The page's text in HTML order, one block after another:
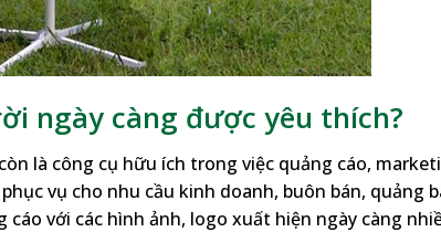
ngày càng được yêu thích?
là công cụ hữu ích trong việc quảng cáo,
vụ cho nhu cầu kinh doanh, buôn bán, quảng
với các hình ảnh, logo xuất hiện ngày càng